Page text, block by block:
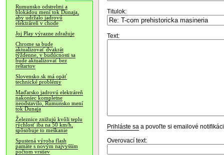
Rumunsko odstrelmi a
blokádou mení tok Dunaja,
aby udržalo jadrovú
elektráreň v chode
Joj Play výrazne zdražuje
Chrome sa bude
aktualizovať dvakrát
týždenne, v budúcnosti sa
bude aktualizovať bez
reštartov
Slovensko.sk má opäť
technické problémy
Maďarsko jadrovú elektráreň
nakoniec kompletne
neodstavilo, Rumunsko mení
tok Dunaja
Železnice znižujú kvôli teplu
rýchlosť iba na 50 km/h,
spôsobuje to meškanie
Spustená výroba flash
pamäte s novým najvyšším
počtom vrstiev
Titulok:
Text:
Prihláste sa a povoľte si emailové
Overovací text: